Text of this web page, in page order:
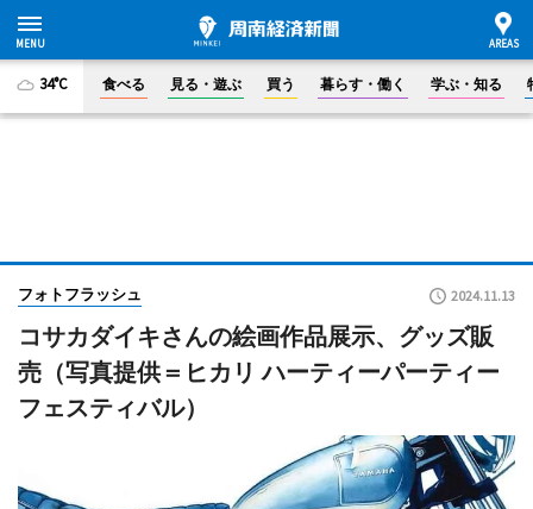
34°C 食べる 見る・遊ぶ 買う 暮らす・働く 学ぶ・知る
フォトフラッシュ 2024.11.13
コサカダイキさんの絵画作品展示、グッズ販
売（写真提供＝ヒカリ ハーティーパーティー
フェスティバル）